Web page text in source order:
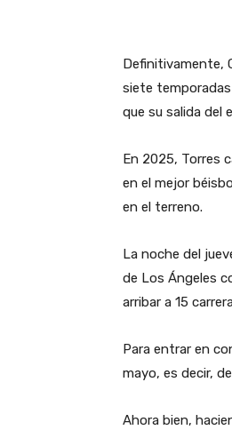
Definitivamente,
siete
que su salida del
En 2025, Torres
en el mejor
en el terreno.
La noche del
de Los Ángeles
arribar a 15
Para entrar en
mayo, es decir,
Ahora bien,